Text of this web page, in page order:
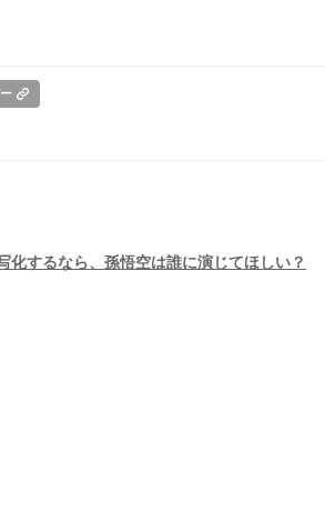
化するなら、孫悟空は誰に演じてほしい？